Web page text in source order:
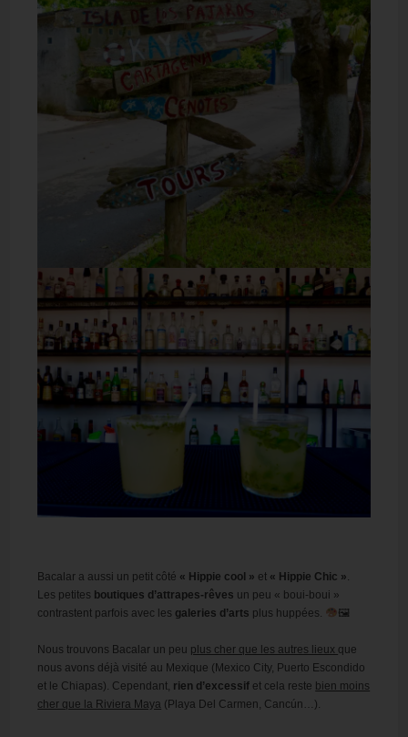
Bacalar a aussi un petit côté « Hippie cool » et « Hippie Chic ».
Les petites boutiques d’attrapes-rêves un peu « boui-boui »
contrastent parfois avec les galeries d’arts plus huppées. 🖼
Nous trouvons Bacalar un peu plus cher que les autres lieux que
nous avons déjà visité au Mexique (Mexico City, Puerto Escondido
et le Chiapas). Cependant, rien d’excessif et cela reste bien moins
cher que la Riviera Maya (Playa Del Carmen, Cancún…).